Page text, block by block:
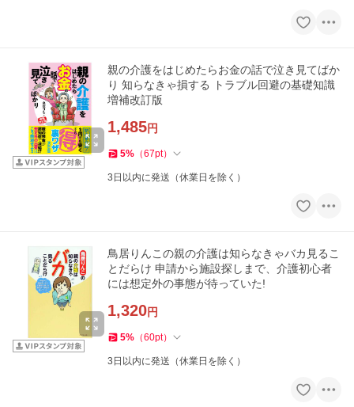
親の介護をはじめたらお金の話で泣き見てばか
り 知らなきゃ損する トラブル回避の基礎知識
増補改訂版
1,485円
5% （67pt）
3日以内に発送（休業日を除く）
鳥居りんこの親の介護は知らなきゃバカ見るこ
とだらけ 申請から施設探しまで、介護初心者
には想定外の事態が待っていた!
1,320円
5% （60pt）
3日以内に発送（休業日を除く）